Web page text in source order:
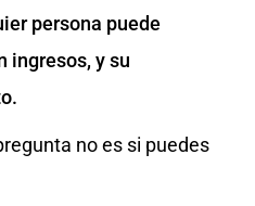
persona puede
ingresos, y su
no es si puedes